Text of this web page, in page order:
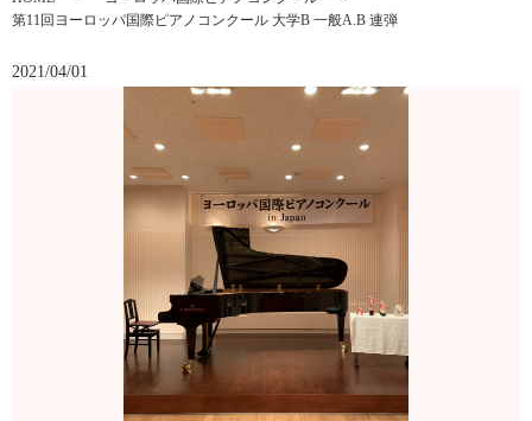
第11回ヨーロッパ国際ピアノコンクール 大学B 一般A.B 連弾
2021/04/01